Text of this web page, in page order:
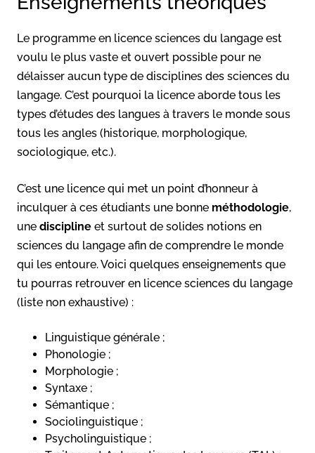
Le programme en licence sciences du langage est
voulu le plus vaste et ouvert possible pour ne
délaisser aucun type de disciplines des sciences du
langage. C’est pourquoi la licence aborde tous les
types d’études des langues à travers le monde sous
tous les angles (historique, morphologique,
sociologique, etc.).
C’est une licence qui met un point d’honneur à
inculquer à ces étudiants une bonne méthodologie,
une discipline et surtout de solides notions en
sciences du langage afin de comprendre le monde
qui les entoure. Voici quelques enseignements que
tu pourras retrouver en licence sciences du langage
(liste non exhaustive) :
Linguistique générale ;
Phonologie ;
Morphologie ;
Syntaxe ;
Sémantique ;
Sociolinguistique ;
Psycholinguistique ;